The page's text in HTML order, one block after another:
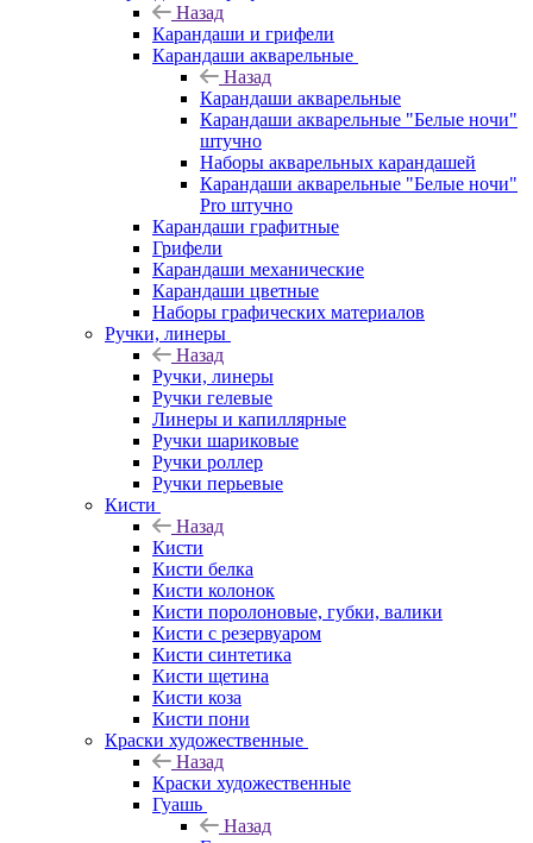
Назад
Карандаши и грифели
Карандаши акварельные
Назад
Карандаши акварельные
Карандаши акварельные "Белые ночи"
штучно
Наборы акварельных карандашей
Карандаши акварельные "Белые ночи"
Pro штучно
Карандаши графитные
Грифели
Карандаши механические
Карандаши цветные
Наборы графических материалов
Ручки, линеры
Назад
Ручки, линеры
Ручки гелевые
Линеры и капиллярные
Ручки шариковые
Ручки роллер
Ручки перьевые
Кисти
Назад
Кисти
Кисти белка
Кисти колонок
Кисти поролоновые, губки, валики
Кисти с резервуаром
Кисти синтетика
Кисти щетина
Кисти коза
Кисти пони
Краски художественные
Назад
Краски художественные
Гуашь
Назад